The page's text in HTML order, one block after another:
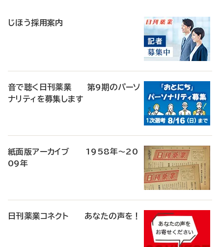
じほう採用案内
音で聴く日刊薬業 第9期のパーソ
ナリティを募集します
紙面版アーカイブ 1958年～20
09年
日刊薬業コネクト あなたの声を！